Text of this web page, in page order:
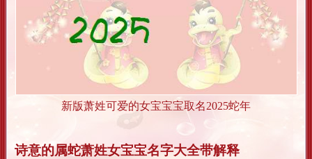
新版萧姓可爱的女宝宝宝取名2025蛇年
诗意的属蛇萧姓女宝宝名字大全带解释